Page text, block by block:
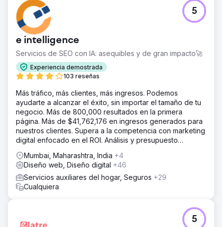
e intelligence
Servicios de SEO con IA: asequibles y de gran impacto🚀
Experiencia demostrada
103 reseñas
5
Más tráfico, más clientes, más ingresos. Podemos
ayudarte a alcanzar el éxito, sin importar el tamaño de tu
negocio. Más de 800,000 resultados en la primera
página. Más de $41,762,176 en ingresos generados para
nuestros clientes. Supera a la competencia con marketing
digital enfocado en el ROI. Análisis y presupuesto
Mumbai, Maharashtra, India +4
Diseño web, Diseño digital +46
Servicios auxiliares del hogar, Seguros +29
Cualquiera
5